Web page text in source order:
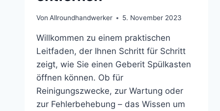
Von Allroundhandwerker 5. November 2023
Willkommen zu einem praktischen
Leitfaden, der Ihnen Schritt für Schritt
zeigt, wie Sie einen Geberit Spülkasten
öffnen können. Ob für
Reinigungszwecke, zur Wartung oder
zur Fehlerbehebung – das Wissen um